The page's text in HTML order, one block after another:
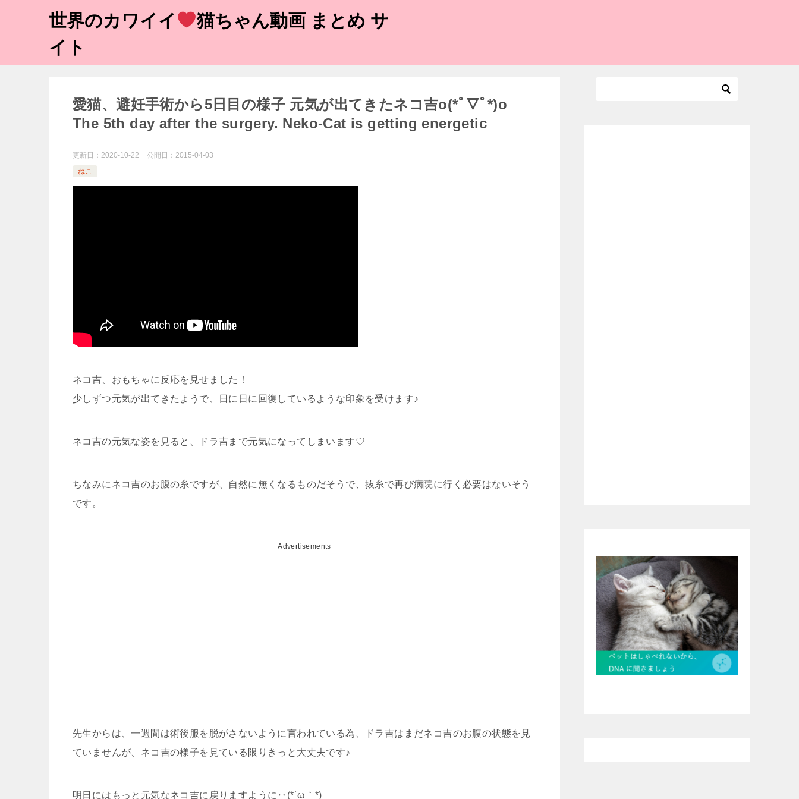
世界のカワイイ
猫ちゃん動画 まとめ サ
イト
愛猫、避妊手術から5日目の様子 元気が出てきたネコ吉o(*ﾟ▽ﾟ*)o
The 5th day after the surgery. Neko-Cat is getting energetic
更新日： 2020-10-22 公開日： 2015-04-03
ねこ
ネコ吉、おもちゃに反応を見せました！
少しずつ元気が出てきたようで、日に日に回復しているような印象を受けます♪
ネコ吉の元気な姿を見ると、ドラ吉まで元気になってしまいます♡
ちなみにネコ吉のお腹の糸ですが、自然に無くなるものだそうで、抜糸で再び病院に行く必要はないそう
です。
Advertisements
先生からは、一週間は術後服を脱がさないように言われている為、ドラ吉はまだネコ吉のお腹の状態を見
ていませんが、ネコ吉の様子を見ている限りきっと大丈夫です♪
明日にはもっと元気なネコ吉に戻りますように‥(*´ω｀*)